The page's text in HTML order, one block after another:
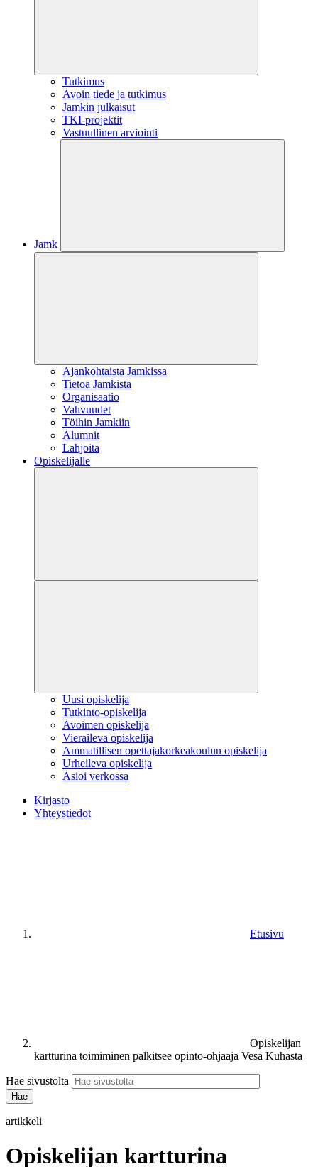
Tutkimus
Avoin tiede ja tutkimus
Jamkin julkaisut
TKI-projektit
Vastuullinen arviointi
Jamk
Ajankohtaista Jamkissa
Tietoa Jamkista
Organisaatio
Vahvuudet
Töihin Jamkiin
Alumnit
Lahjoita
Opiskelijalle
Uusi opiskelija
Tutkinto-opiskelija
Avoimen opiskelija
Vieraileva opiskelija
Ammatillisen opettajakorkeakoulun opiskelija
Urheileva opiskelija
Asioi verkossa
Kirjasto
Yhteystiedot
Etusivu
Opiskelijan
kartturina toimiminen palkitsee opinto-ohjaaja Vesa Kuhasta
Hae sivustolta
artikkeli
Opiskelijan kartturina